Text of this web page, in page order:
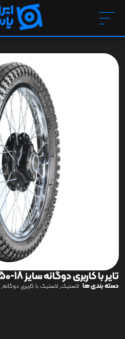
تایر با کاربری دوگانه سایز 18-3.50 TR OP
دسته بندی ها لاستیک, لاستیک با کاربری دوگانه,